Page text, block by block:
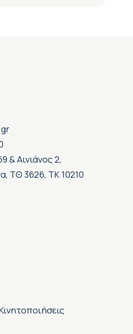
& Αινιάνος 2,
ΤΘ 3626, ΤΚ 10210